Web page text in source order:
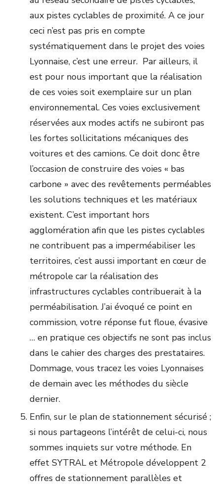
aux pistes cyclables de proximité. A ce jour
ceci n’est pas pris en compte
systématiquement dans le projet des voies
Lyonnaise, c’est une erreur. Par ailleurs, il
est pour nous important que la réalisation
de ces voies soit exemplaire sur un plan
environnemental. Ces voies exclusivement
réservées aux modes actifs ne subiront pas
les fortes sollicitations mécaniques des
voitures et des camions. Ce doit donc être
l’occasion de construire des voies « bas
carbone » avec des revêtements perméables
les solutions techniques et les matériaux
existent. C’est important hors
agglomération afin que les pistes cyclables
ne contribuent pas a imperméabiliser les
territoires, c’est aussi important en cœur de
métropole car la réalisation des
infrastructures cyclables contribuerait à la
perméabilisation. J’ai évoqué ce point en
commission, votre réponse fut floue, évasive
… en pratique ces objectifs ne sont pas inclus
dans le cahier des charges des prestataires.
Dommage, vous tracez les voies Lyonnaises
de demain avec les méthodes du siècle
dernier.
Enfin, sur le plan de stationnement sécurisé ;
si nous partageons l’intérêt de celui-ci, nous
sommes inquiets sur votre méthode. En
effet SYTRAL et Métropole développent 2
offres de stationnement parallèles et